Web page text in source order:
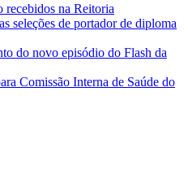
recebidos na Reitoria
seleções de portador de diploma
do novo episódio do Flash da
Comissão Interna de Saúde do